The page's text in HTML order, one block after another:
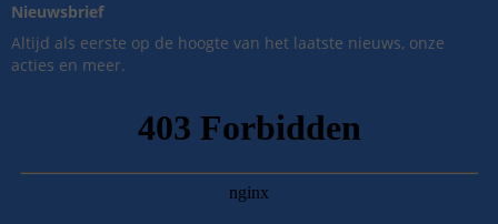
Nieuwsbrief
Altijd als eerste op de hoogte van het laatste nieuws, onze
acties en meer.